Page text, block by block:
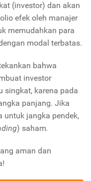
(investor) dan akan
efek oleh manajer
memudahkan para
modal terbatas.
bahwa
investor
singkat, karena pada
panjang. Jika
untuk jangka pendek,
) saham.
aman dan